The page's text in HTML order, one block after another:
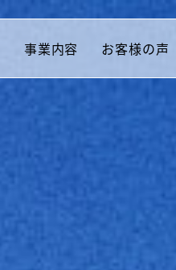
事業内容 お客様の声